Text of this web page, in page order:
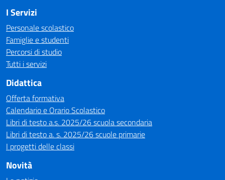
I Servizi
Personale scolastico
Famiglie e studenti
Percorsi di studio
Tutti i servizi
Didattica
Offerta formativa
Calendario e Orario Scolastico
Libri di testo a.s. 2025/26 scuola secondaria
Libri di testo a. s. 2025/26 scuole primarie
I progetti delle classi
Novità